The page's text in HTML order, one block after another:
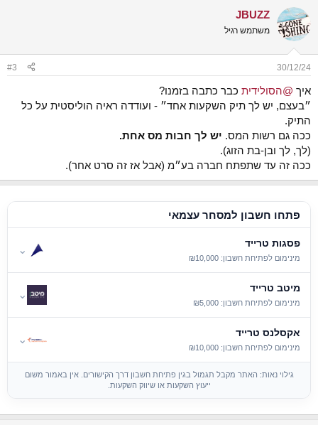
JBUZZ
משתמש רגיל
30/12/24
#3
איך @הסולידית כבר כתבה בזמנו?
״בעצם, יש לך תיק השקעות אחד״ - ועודדה ראיה הוליסטית על כל
התיק.
ככה גם רשות המס. יש לך חבות מס אחת.
(לך, לך ובן-בת הזוג).
ככה זה עד שתפתח חברה בע״מ (אבל אז זה סרט אחר).
פתחו חשבון למסחר עצמאי
פסגות טרייד
מינימום לפתיחת חשבון: ₪10,000
⌄
מיטב טרייד
מינימום לפתיחת חשבון: ₪5,000
⌄
אקסלנס טרייד
מינימום לפתיחת חשבון: ₪10,000
⌄
גילוי נאות: האתר מקבל תגמול בגין פתיחת חשבון דרך הקישורים. אין באמור משום
ייעוץ השקעות או שיווק השקעות.